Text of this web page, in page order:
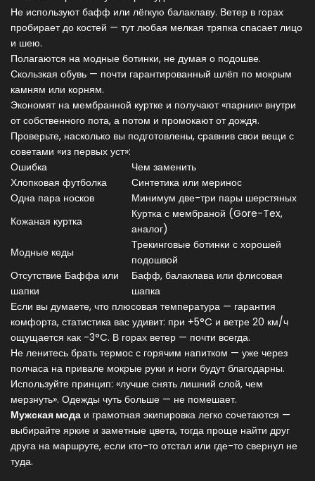
Не используют бафф или лёгкую балаклаву. Ветер в горах
пробирает до костей — тут любая мелкая тряпка спасает лицо
и шею.
Полагаются на модные ботинки, не думая о подошве.
Скользкая обувь — почти гарантированный шлёп по мокрым
камням или корням.
Экономят на мембранной куртке и получают «парник» внутри
от собственного пота, а потом и промокают от дождя.
Проверьте, насколько вы подготовлены, сравнив свои вещи с
советами «из первых уст»:
Ошибка
Чем заменить
Хлопковая футболка
Синтетика или меринос
Одна пара носков
Минимум две-три пары шерстяных
Кожаная куртка
Куртка с мембраной (Gore-Tex,
аналог)
Модные кеды
Трекинговые ботинки с хорошей
подошвой
Отсутствие Баффа или
шапки
Бафф, балаклава или флисовая
шапка
Если вы думаете, что плюсовая температура — гарантия
комфорта, статистика вас удивит: при +5°C и ветре 20 км/ч
ощущается как -3°C. В горах ветер — почти всегда.
Не ленитесь брать термос с горячим напитком — уже через
полчаса на привале мокрые руки и ноги будут благодарны.
Используйте принцип: «лучше снять лишний слой, чем
мерзнуть». Одежды чуть больше — не помешает.
Мужская мода и грамотная экипировка легко сочетаются —
выбирайте яркие и заметные цвета, тогда проще найти друг
друга на маршруте, если кто-то отстал или где-то свернул не
туда.